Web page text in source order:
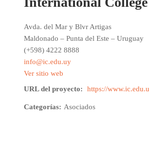
Avda. del Mar y Blvr Artigas
Maldonado – Punta del Este – Uruguay
(+598) 4222 8888
info@ic.edu.uy
Ver sitio web
URL del proyecto:
https://
Categorías: Asociados